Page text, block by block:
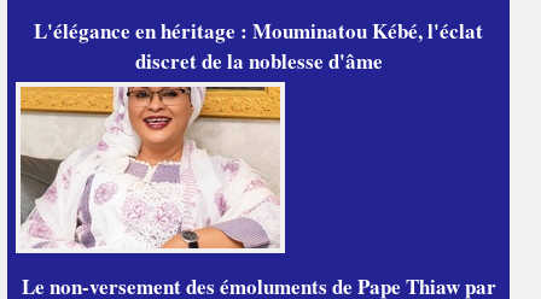
L'élégance en héritage : Mouminatou Kébé, l'éclat
discret de la noblesse d'âme
Le non-versement des émoluments de Pape Thiaw par